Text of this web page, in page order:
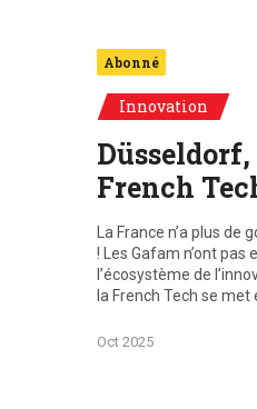
Abonné
Innovation
French
La France n’a plus
! Les Gafam n’ont pas
l’écosystème de
la French Tech se met
Oct 2025